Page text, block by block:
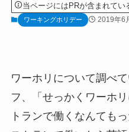
当ページにはPRが含まれてい
ワーキングホリデー 2019年6
ワーホリについて調べ
フ、「せっかくワーホ
トランで働くなんても